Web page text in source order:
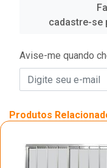
cadastre-se
Avise-me quando
Produtos